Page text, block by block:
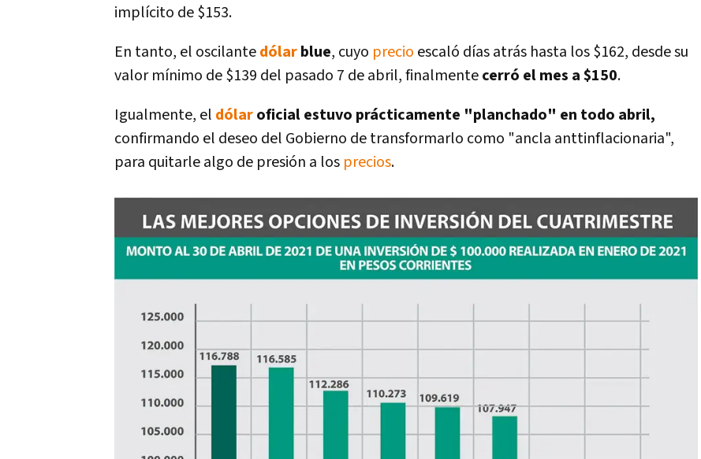
implícito de $153.
En tanto, el oscilantedólarblue, cuyo precio escaló días atrás hasta los $162, desde su
valor mínimo de $139 del pasado 7 de abril, finalmentecerró el mes a $150.
Igualmente, el dólaroficial estuvo prácticamente "planchado" en todo abril,
confirmando el deseo del Gobierno de transformarlo como "ancla anttinflacionaria",
para quitarle algo de presión a los precios.